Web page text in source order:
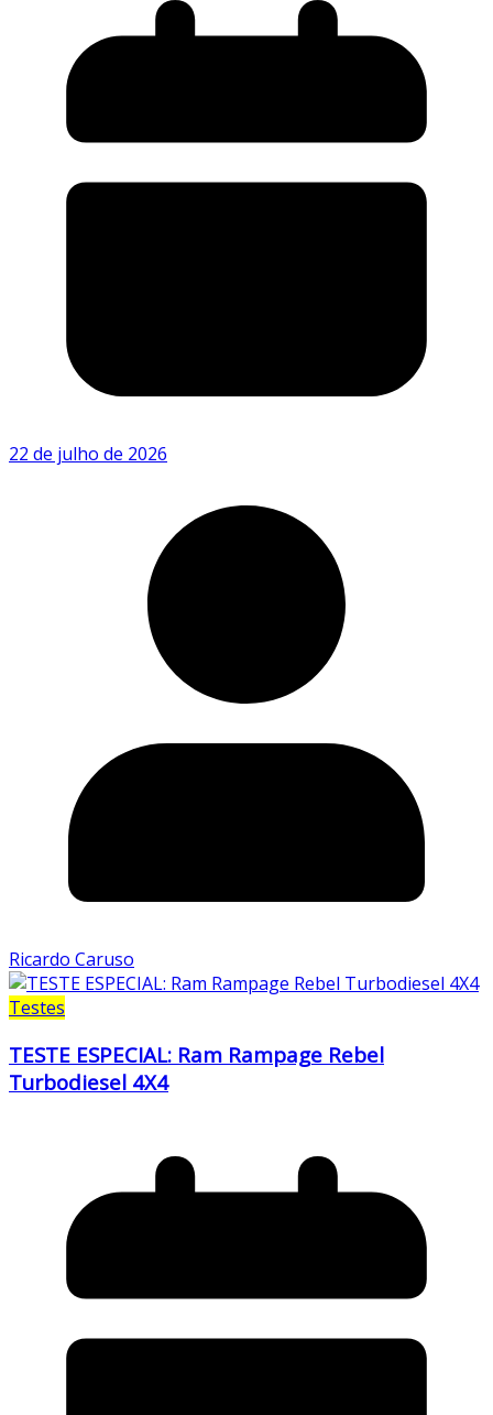
22 de julho de 2026
Ricardo Caruso
Testes
TESTE ESPECIAL: Ram Rampage Rebel
Turbodiesel 4X4